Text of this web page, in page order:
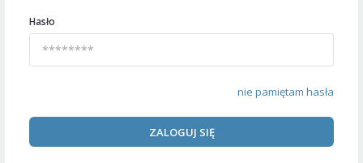
Hasło
nie pamiętam hasła
ZALOGUJ SIĘ